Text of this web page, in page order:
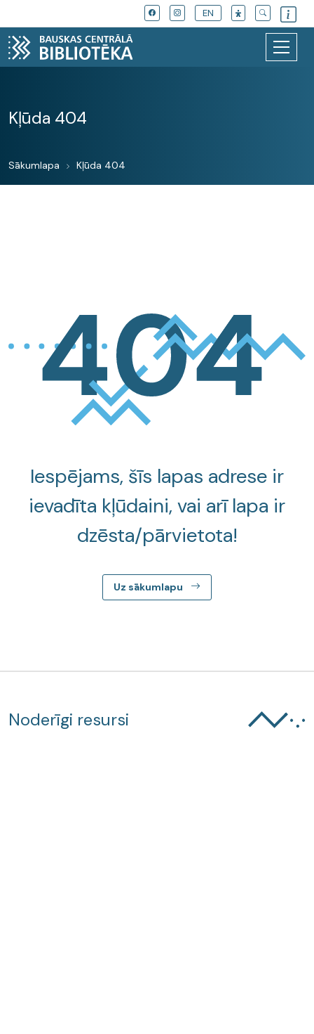
EN
Kļūda 404
Sākumlapa Kļūda 404
Iespējams, šīs lapas adrese ir
ievadīta kļūdaini, vai arī lapa ir
dzēsta/pārvietota!
Uz sākumlapu
Noderīgi resursi